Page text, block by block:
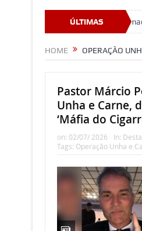
ÚLTIMAS
100 anos com programação sobre
HOME OPERAÇÃO
Pastor Márcio
Unha e Carne,
‘Máfia do
on: 02/07/ 2026 In:
Tags: Operação Unha e